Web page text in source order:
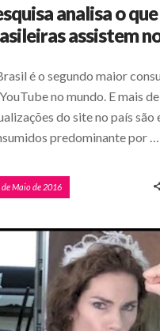
analisa o
assistem
é o segundo maior
no mundo. E mais
do site no país são
predominante por …
de Maio de 2016